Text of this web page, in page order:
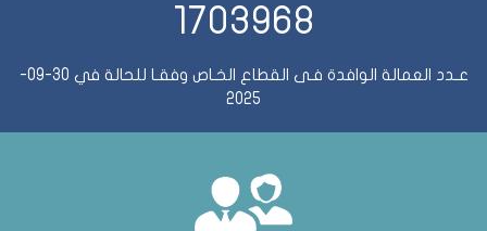
1703968
عـدد العمالة الوافدة فـى القطاع الخـاص وفقـا للحالة في 30-09-
2025